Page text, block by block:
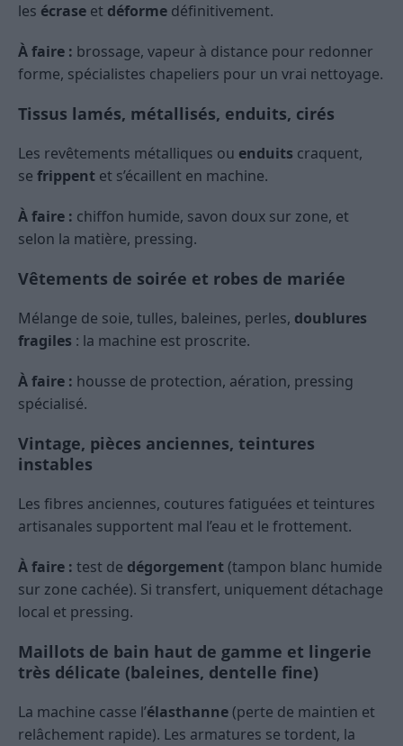
les écrase et déforme définitivement.
À faire : brossage, vapeur à distance pour redonner
forme, spécialistes chapeliers pour un vrai nettoyage.
Tissus lamés, métallisés, enduits, cirés
Les revêtements métalliques ou enduits craquent,
se frippent et s’écaillent en machine.
À faire : chiffon humide, savon doux sur zone, et
selon la matière, pressing.
Vêtements de soirée et robes de mariée
Mélange de soie, tulles, baleines, perles, doublures
fragiles : la machine est proscrite.
À faire : housse de protection, aération, pressing
spécialisé.
Vintage, pièces anciennes, teintures
instables
Les fibres anciennes, coutures fatiguées et teintures
artisanales supportent mal l’eau et le frottement.
À faire : test de dégorgement (tampon blanc humide
sur zone cachée). Si transfert, uniquement détachage
local et pressing.
Maillots de bain haut de gamme et lingerie
très délicate (baleines, dentelle fine)
La machine casse l’élasthanne (perte de maintien et
relâchement rapide). Les armatures se tordent, la